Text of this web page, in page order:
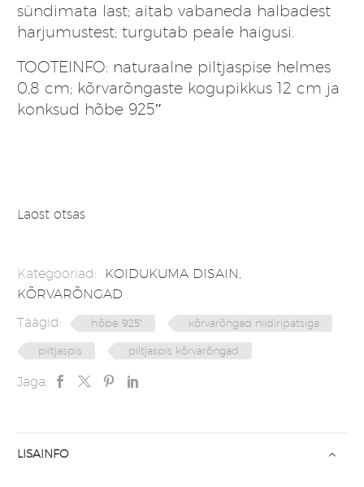
sündimata last; aitab vabaneda halbadest
harjumustest; turgutab peale haigusi.
TOOTEINFO: naturaalne piltjaspise helmes
0,8 cm; kõrvarõngaste kogupikkus 12 cm ja
konksud hõbe 925″
Laost otsas
Kategooriad: KOIDUKUMA DISAIN,
KÕRVARÕNGAD
Täägid:
hõbe 925" kõrvarõngad niidiripatsiga
piltjaspis piltjaspis kõrvarõngad
Jaga:
LISAINFO